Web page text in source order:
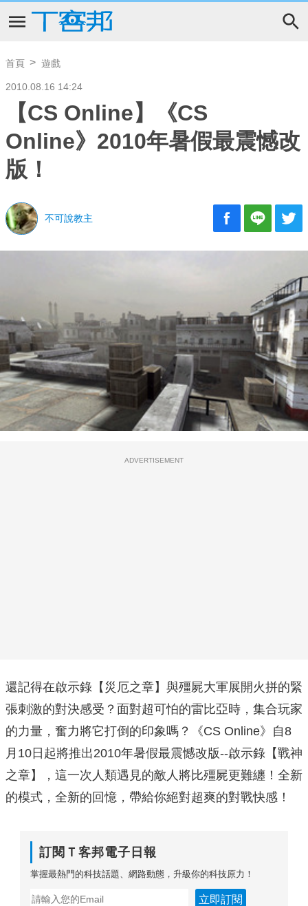
首頁 遊戲
2010.08.16 14:24
【CS Online】《CS
Online》2010年暑假最震憾改
版！
不可說教主
ADVERTISEMENT
還記得在啟示錄【災厄之章】與殭屍大軍展開火拼的緊
張刺激的對決感受？面對超可怕的雷比亞時，集合玩家
的力量，奮力將它打倒的印象嗎？《CS Online》自8
月10日起將推出2010年暑假最震憾改版--啟示錄【戰神
之章】，這一次人類遇見的敵人將比殭屍更難纏！全新
的模式，全新的回憶，帶給你絕對超爽的對戰快感！
訂閱Ｔ客邦電子日報
掌握最熱門的科技話題、網路動態，升級你的科技原力！
立即訂閱